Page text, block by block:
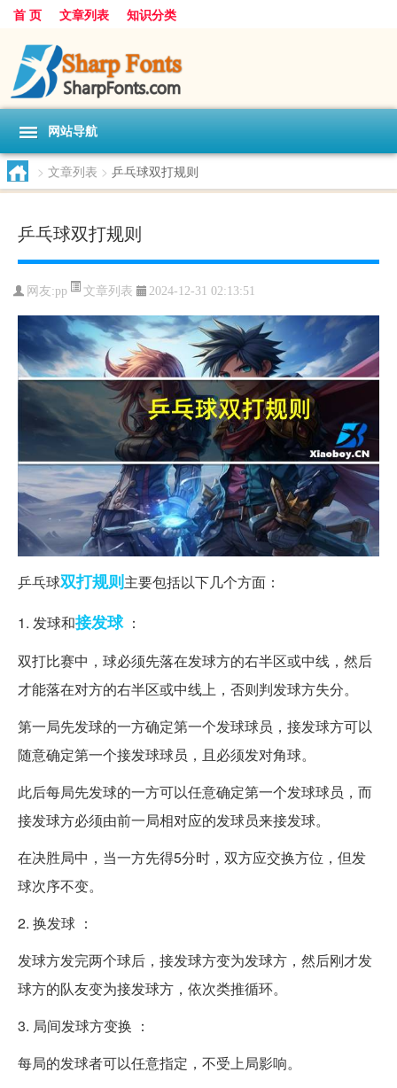
首 页 文章列表 知识分类
网站导航
> 文章列表 > 乒乓球双打规则
乒乓球双打规则
网友:pp 文章列表 2024-12-31 02:13:51
乒乓球双打规则主要包括以下几个方面：
1. 发球和接发球：
双打比赛中，球必须先落在发球方的右半区或中线，然后
才能落在对方的右半区或中线上，否则判发球方失分。
第一局先发球的一方确定第一个发球球员，接发球方可以
随意确定第一个接发球球员，且必须发对角球。
此后每局先发球的一方可以任意确定第一个发球球员，而
接发球方必须由前一局相对应的发球员来接发球。
在决胜局中，当一方先得5分时，双方应交换方位，但发
球次序不变。
2. 换发球 ：
发球方发完两个球后，接发球方变为发球方，然后刚才发
球方的队友变为接发球方，依次类推循环。
3. 局间发球方变换 ：
每局的发球者可以任意指定，不受上局影响。